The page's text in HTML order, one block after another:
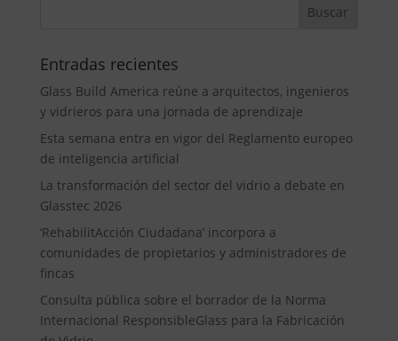
Entradas recientes
Glass Build America reúne a arquitectos, ingenieros
y vidrieros para una jornada de aprendizaje
Esta semana entra en vigor del Reglamento europeo
de inteligencia artificial
La transformación del sector del vidrio a debate en
Glasstec 2026
‘RehabilitAcción Ciudadana’ incorpora a
comunidades de propietarios y administradores de
fincas
Consulta pública sobre el borrador de la Norma
Internacional ResponsibleGlass para la Fabricación